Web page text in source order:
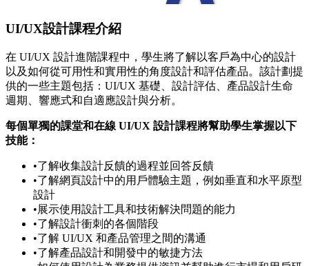
UI/UX設計課程介紹
在 UI/UX 設計進階課程中，學生將了解以客戶為中心的設計
以及如何從可用性和實用性的角度設計和評估產品。該計劃提
供的一些主題包括：UI/UX 基礎、設計評估、產品設計生命
週期、響應式和自適應設計與分析。
每個單獨的課堂和在線 UI/UX 設計課程將幫助學生掌握以下
技能：
•了解收集設計反饋的過程並回答反饋
•了解網頁設計中的用戶體驗主題，例如垂直和水平原型
設計
•展示使用設計工具和技術解決問題的能力
•了解設計衝刺的各個階段
•了解 UI/UX 和產品管理之間的溝通
•了解產品設計和開發中的敏捷方法